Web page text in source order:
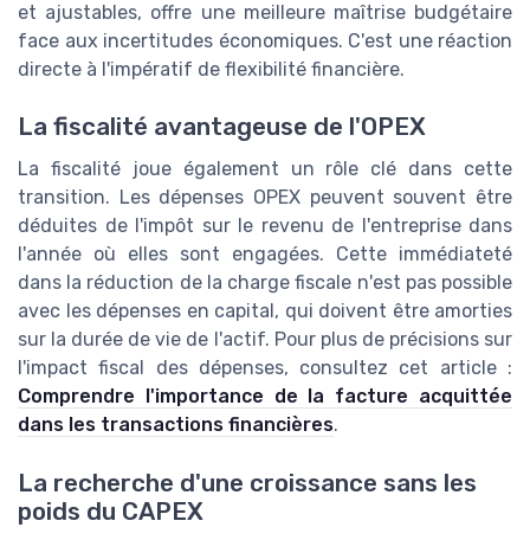
et ajustables, offre une meilleure maîtrise budgétaire
face aux incertitudes économiques. C'est une réaction
directe à l'impératif de flexibilité financière.
La fiscalité avantageuse de l'OPEX
La fiscalité joue également un rôle clé dans cette
transition. Les dépenses OPEX peuvent souvent être
déduites de l'impôt sur le revenu de l'entreprise dans
l'année où elles sont engagées. Cette immédiateté
dans la réduction de la charge fiscale n'est pas possible
avec les dépenses en capital, qui doivent être amorties
sur la durée de vie de l'actif. Pour plus de précisions sur
l'impact fiscal des dépenses, consultez cet article :
Comprendre l'importance de la facture acquittée
dans les transactions financières.
La recherche d'une croissance sans les
poids du CAPEX